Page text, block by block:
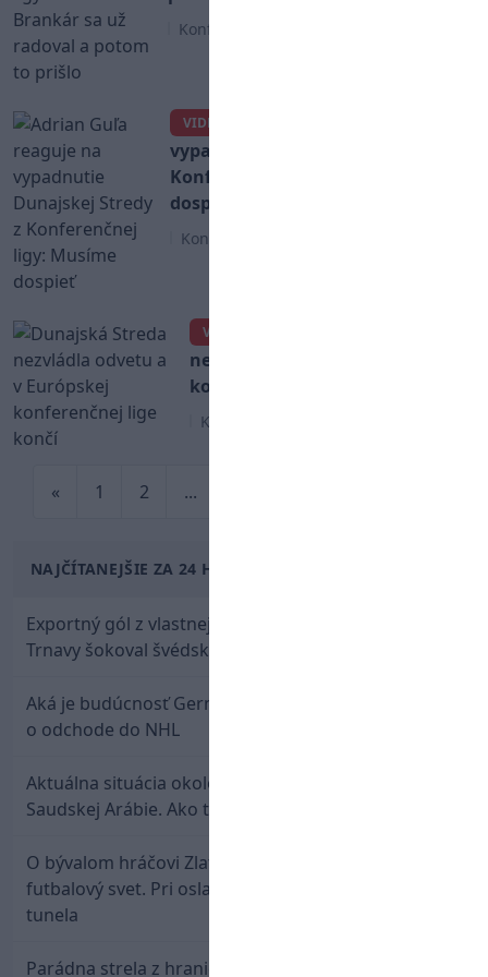
Konferenčná liga
VIDEO
vypadnutie Dunajskej Stredy z
Konferenčnej ligy: Musíme
dospieť
Konferenčná liga
VIDEO
nezvládla odvetu a v Európskej
konferenčnej lige končí
Konferenčná liga
« 1 2 ...
NAJČÍTANEJŠIE ZA 24 HODÍN
Exportný gól z vlastnej polovice: Bývalý útočník
Trnavy šokoval švédskeho giganta
Aká je budúcnosť Gernáta a Pánika? Rusi špekulujú
o odchode do NHL
Aktuálna situácia okolo prestupu Haraslína do
Saudskej Arábie. Ako to je?
O bývalom hráčovi Zlatých Moraviec hovorí celý
futbalový svet. Pri oslave gólu sa prepadol do
tunela
Parádna strela z hranice šestnástky: Rusnák